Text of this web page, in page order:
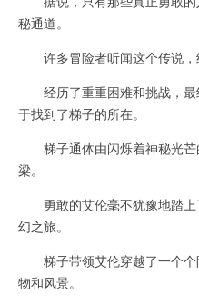
秘通道。
许多冒险者听闻这个传说，
经历了重重困难和挑战，最
于找到了梯子的所在。
梯子通体由闪烁着神秘光芒
梁。
勇敢的艾伦毫不犹豫地踏上
幻之旅。
梯子带领艾伦穿越了一个个
物和风景。